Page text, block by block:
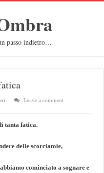
passo indietro…
Leave a comment
tanta fatica.
delle scorciatoie,
cominciato a sognare e